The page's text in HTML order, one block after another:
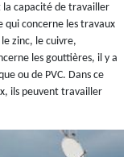
la capacité de travailler
qui concerne les travaux
zinc, le cuivre,
les gouttières, il y a
ou de PVC. Dans ce
ils peuvent travailler